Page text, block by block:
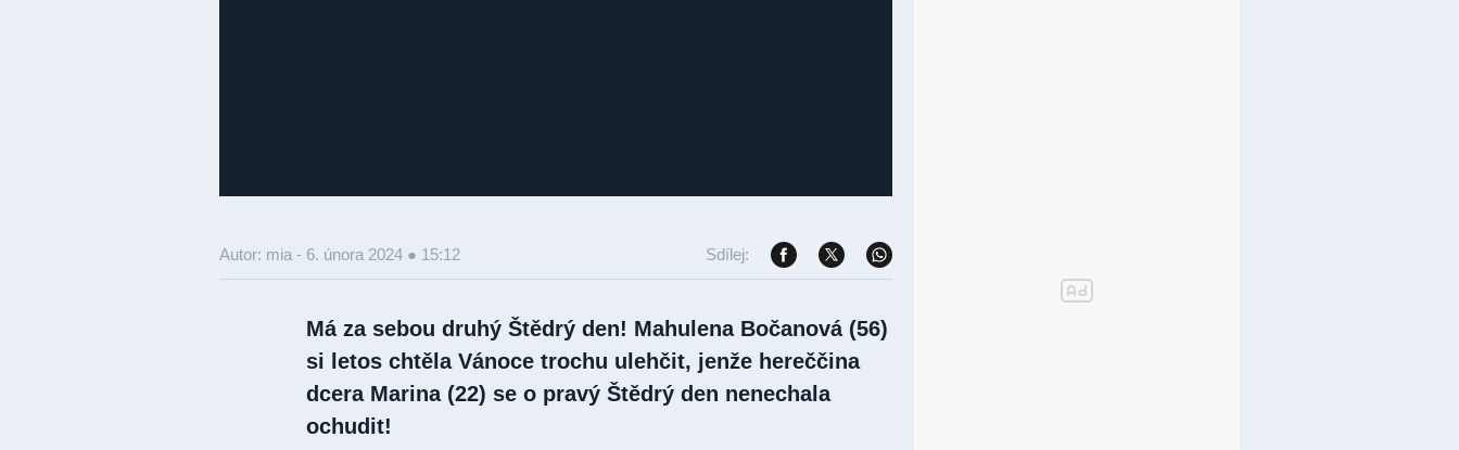
Autor: mia - 6. února 2024 ● 15:12 Sdílej:
Má za sebou druhý Štědrý den! Mahulena Bočanová (56)
si letos chtěla Vánoce trochu ulehčit, jenže hereččina
dcera Marina (22) se o pravý Štědrý den nenechala
ochudit!